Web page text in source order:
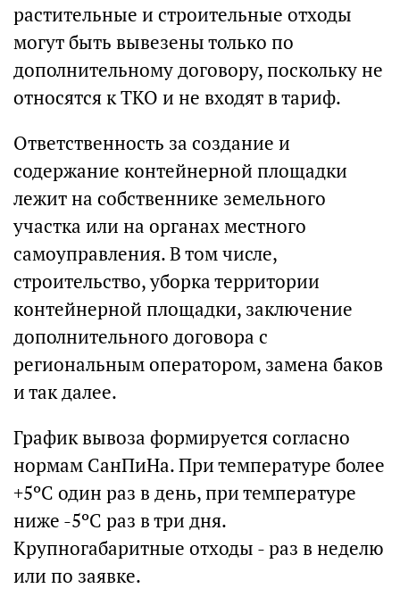
растительные и строительные отходы
могут быть вывезены только по
дополнительному договору, поскольку не
относятся к ТКО и не входят в тариф.
Ответственность за создание и
содержание контейнерной площадки
лежит на собственнике земельного
участка или на органах местного
самоуправления. В том числе,
строительство, уборка территории
контейнерной площадки, заключение
дополнительного договора с
региональным оператором, замена баков
и так далее.
График вывоза формируется согласно
нормам СанПиНа. При температуре более
+5ºС один раз в день, при температуре
ниже -5ºС раз в три дня.
Крупногабаритные отходы - раз в неделю
или по заявке.